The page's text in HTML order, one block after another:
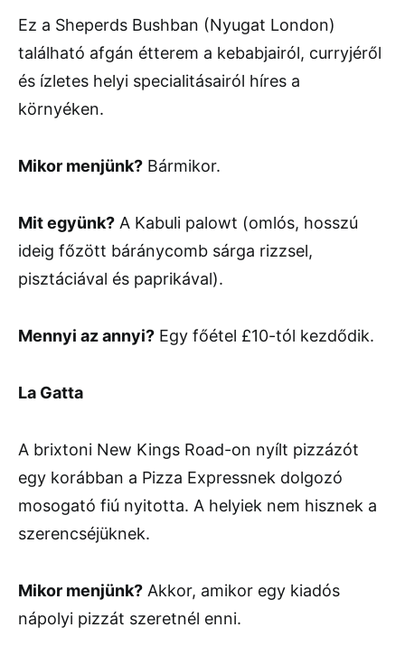
Ez a Sheperds Bushban (Nyugat London)
található afgán étterem a kebabjairól, curryjéről
és ízletes helyi specialitásairól híres a
környéken.
Mikor menjünk? Bármikor.
Mit együnk? A Kabuli palowt (omlós, hosszú
ideig főzött báránycomb sárga rizzsel,
pisztáciával és paprikával).
Mennyi az annyi? Egy főétel £10-tól kezdődik.
La Gatta
A brixtoni New Kings Road-on nyílt pizzázót
egy korábban a Pizza Expressnek dolgozó
mosogató fiú nyitotta. A helyiek nem hisznek a
szerencséjüknek.
Mikor menjünk? Akkor, amikor egy kiadós
nápolyi pizzát szeretnél enni.